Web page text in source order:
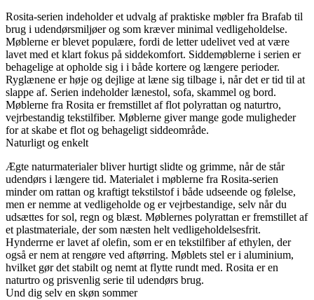
Rosita-serien indeholder et udvalg af praktiske møbler fra Brafab til
brug i udendørsmiljøer og som kræver minimal vedligeholdelse.
Møblerne er blevet populære, fordi de letter udelivet ved at være
lavet med et klart fokus på siddekomfort. Siddemøblerne i serien er
behagelige at opholde sig i i både kortere og længere perioder.
Ryglænene er høje og dejlige at læne sig tilbage i, når det er tid til at
slappe af. Serien indeholder lænestol, sofa, skammel og bord.
Møblerne fra Rosita er fremstillet af flot polyrattan og naturtro,
vejrbestandig tekstilfiber. Møblerne giver mange gode muligheder
for at skabe et flot og behageligt siddeområde.
Naturligt og enkelt
Ægte naturmaterialer bliver hurtigt slidte og grimme, når de står
udendørs i længere tid. Materialet i møblerne fra Rosita-serien
minder om rattan og kraftigt tekstilstof i både udseende og følelse,
men er nemme at vedligeholde og er vejrbestandige, selv når du
udsættes for sol, regn og blæst. Møblernes polyrattan er fremstillet af
et plastmateriale, der som næsten helt vedligeholdelsesfrit.
Hynderrne er lavet af olefin, som er en tekstilfiber af ethylen, der
også er nem at rengøre ved aftørring. Møblets stel er i aluminium,
hvilket gør det stabilt og nemt at flytte rundt med. Rosita er en
naturtro og prisvenlig serie til udendørs brug.
Und dig selv en skøn sommer